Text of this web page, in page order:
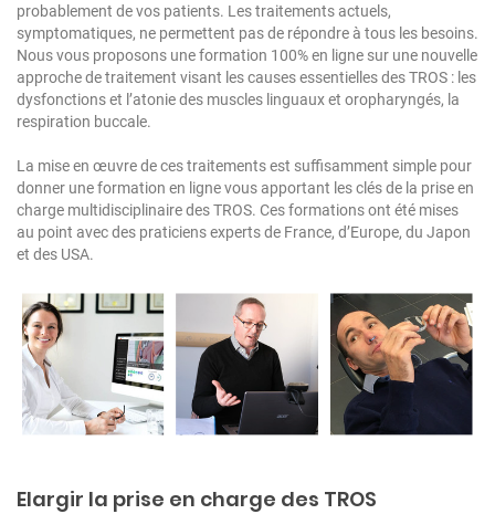
probablement de vos patients. Les traitements actuels,
symptomatiques, ne permettent pas de répondre à tous les besoins.
Nous vous proposons une formation 100% en ligne sur une nouvelle
approche de traitement visant les causes essentielles des TROS : les
dysfonctions et l’atonie des muscles linguaux et oropharyngés, la
respiration buccale.
La mise en œuvre de ces traitements est suffisamment simple pour
donner une formation en ligne vous apportant les clés de la prise en
charge multidisciplinaire des TROS. Ces formations ont été mises
au point avec des praticiens experts de France, d’Europe, du Japon
et des USA.
Elargir la prise en charge des TROS